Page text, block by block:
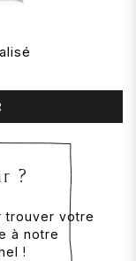
?
trouver votre
à notre
!